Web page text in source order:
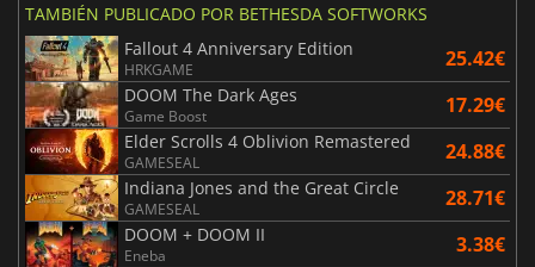
TAMBIÉN PUBLICADO POR BETHESDA SOFTWORKS
Fallout 4 Anniversary Edition
HRKGAME 25.42€
DOOM The Dark Ages
Game Boost 17.29€
Elder Scrolls 4 Oblivion Remastered
GAMESEAL 24.88€
Indiana Jones and the Great Circle
GAMESEAL 28.71€
DOOM + DOOM II
Eneba 3.38€